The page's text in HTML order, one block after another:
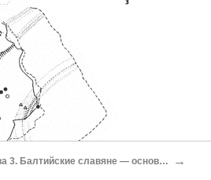
Глава 3. Балтийские славяне — основатели древнерусского государства →